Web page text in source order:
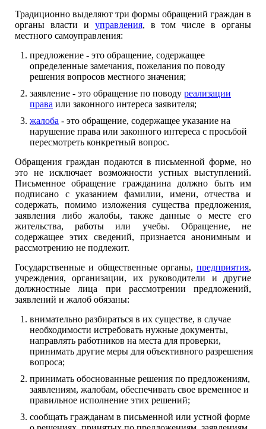
Традиционно выделяют три формы обращений граждан в
органы власти и управления, в том числе в органы
местного самоуправления:
предложение - это обращение, содержащее
определенные замечания, пожелания по поводу
решения вопросов местного значения;
заявление - это обращение по поводу реализации
права или законного интереса заявителя;
жалоба - это обращение, содержащее указание на
нарушение права или законного интереса с просьбой
пересмотреть конкретный вопрос.
Обращения граждан подаются в письменной форме, но
это не исключает возможности устных выступлений.
Письменное обращение гражданина должно быть им
подписано с указанием фамилии, имени, отчества и
содержать, помимо изложения существа предложения,
заявления либо жалобы, также данные о месте его
жительства, работы или учебы. Обращение, не
содержащее этих сведений, признается анонимным и
рассмотрению не подлежит.
Государственные и общественные органы, предприятия,
учреждения, организации, их руководители и другие
должностные лица при рассмотрении предложений,
заявлений и жалоб обязаны:
внимательно разбираться в их существе, в случае
необходимости истребовать нужные документы,
направлять работников на места для проверки,
принимать другие меры для объективного разрешения
вопроса;
принимать обоснованные решения по предложениям,
заявлениям, жалобам, обеспечивать свое временное и
правильное исполнение этих решений;
сообщать гражданам в письменной или устной форме